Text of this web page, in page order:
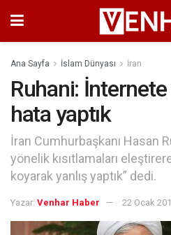
Ana Sayfa İslam Dünyası İran
Ruhani:
hata yaptık
İran Cumhurbaşkanı Hasan
yönelik kısıtlamaları
koyarak yanlış yaptık” dedi.
Yazar: Venhar Haber 22 Ocak